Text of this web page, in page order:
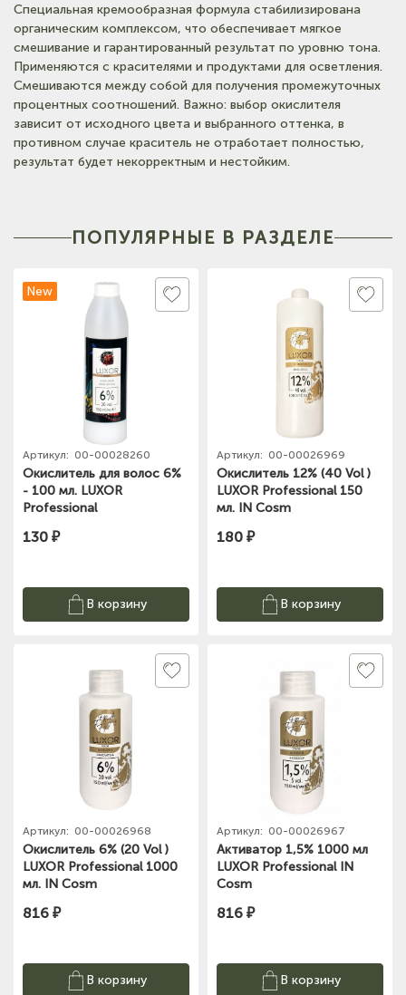
Тел: +7-964-603-4984
(на карте)
Тел: +7-903-947-9492
(на карте)
Тел: +7-3852-721-001
Тел: +7-960-965-6706
Тел: +7-960-956-9598
Тел: +7-3852-721-001
Специальная кремообразная формула стабилизирована
органическим комплексом, что обеспечивает мягкое
смешивание и гарантированный результат по уровню тона.
Применяются с красителями и продуктами для осветления.
Смешиваются между собой для получения промежуточных
процентных соотношений. Важно: выбор окислителя
зависит от исходного цвета и выбранного оттенка, в
противном случае краситель не отработает полностью,
результат будет некорректным и нестойким.
ПОПУЛЯРНЫЕ В РАЗДЕЛЕ
New
Артикул: 00-00028260
Окислитель для волос 6%
- 100 мл. LUXOR
Professional
130 ₽
В корзину
Артикул: 00-00026969
Окислитель 12% (40 Vol )
LUXOR Professional 150
мл. IN Cosm
180 ₽
В корзину
Артикул: 00-00026968
Окислитель 6% (20 Vol )
LUXOR Professional 1000
мл. IN Cosm
816 ₽
В корзину
Артикул: 00-00026967
Активатор 1,5% 1000 мл
LUXOR Professional IN
Cosm
816 ₽
В корзину